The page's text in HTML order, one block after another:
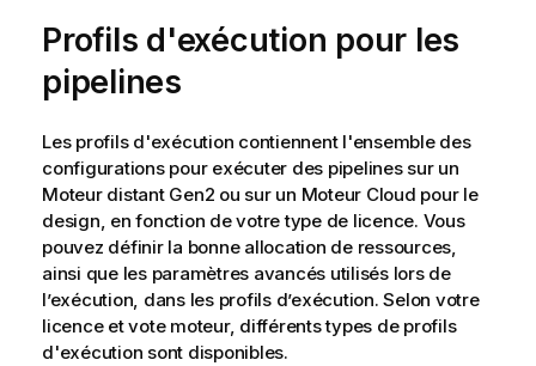
Profils d'exécution pour les
pipelines
Les profils d'exécution contiennent l'ensemble des
configurations pour exécuter des pipelines sur un
Moteur distant Gen2 ou sur un Moteur Cloud pour le
design, en fonction de votre type de licence. Vous
pouvez définir la bonne allocation de ressources,
ainsi que les paramètres avancés utilisés lors de
l’exécution, dans les profils d’exécution. Selon votre
licence et vote moteur, différents types de profils
d'exécution sont disponibles.